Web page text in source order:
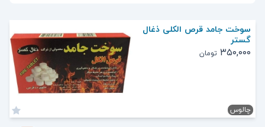
سوخت جامد قرص الکلی ذغال
گستر
۳۵۰,۰۰۰ تومان
چالوس